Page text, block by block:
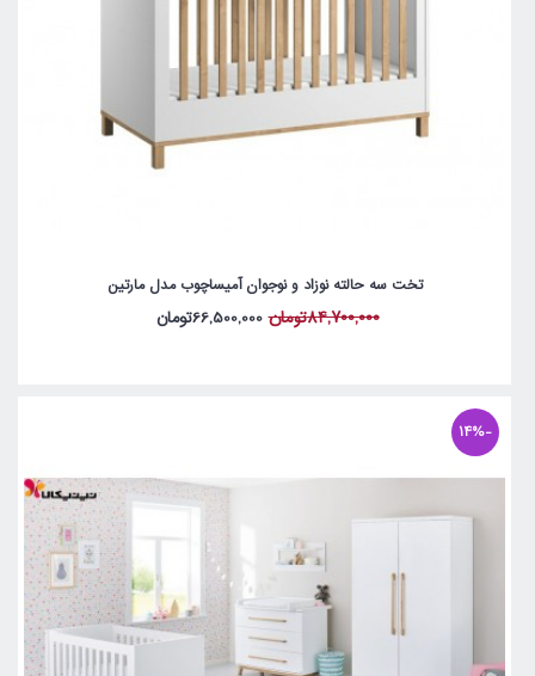
تخت سه حالته نوزاد و نوجوان آمیساچوب مدل مارتین
84,700,000تومان 66,500,000تومان
-14%